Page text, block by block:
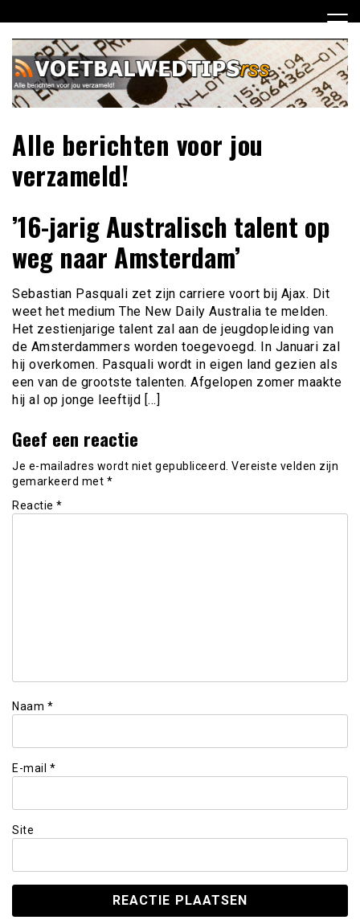
naar
inhoud
Alle berichten voor jou
verzameld!
’16-jarig Australisch talent op
weg naar Amsterdam’
Sebastian Pasquali zet zijn carriere voort bij Ajax. Dit
weet het medium The New Daily Australia te melden.
Het zestienjarige talent zal aan de jeugdopleiding van
de Amsterdammers worden toegevoegd. In Januari zal
hij overkomen. Pasquali wordt in eigen land gezien als
een van de grootste talenten. Afgelopen zomer maakte
hij al op jonge leeftijd […]
Geef een reactie
Je e-mailadres wordt niet gepubliceerd. Vereiste velden zijn
gemarkeerd met *
Reactie *
Naam *
E-mail *
Site